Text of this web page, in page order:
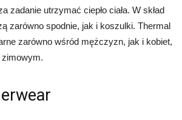
zadanie utrzymać ciepło ciała. W skład
zarówno spodnie, jak i koszulki. Thermal
zarówno wśród mężczyzn, jak i kobiet,
zimowym.